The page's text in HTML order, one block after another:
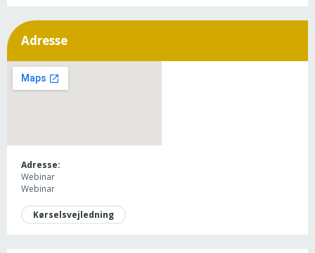
Adresse
Adresse:
Webinar
Webinar
Kørselsvejledning